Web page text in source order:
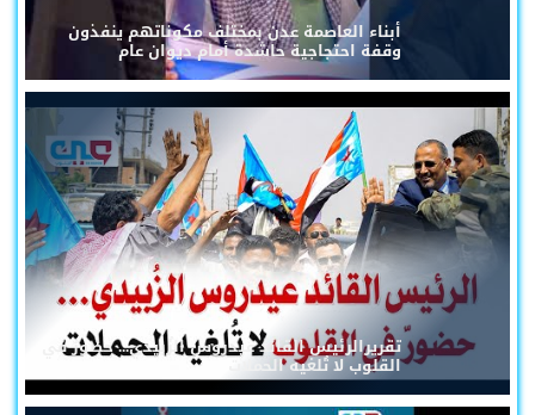
أبناء العاصمة عدن بمختلف مكوناتهم ينفذون
وقفة احتجاجية حاشدة أمام ديوان عام
تقريرالرئيس القائد عيدروس الزُبيدي... حضورٌ في
القلوب لا تُلغيه الحملات